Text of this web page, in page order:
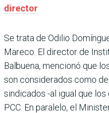
director
Se trata de Odilio
Mareco. El director de
Balbuena, mencionó que
son considerados como
sindicados -al igual que
PCC. En paralelo, el